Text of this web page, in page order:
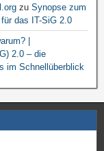
zu Synopse zum
das IT-SiG 2.0
|
2.0 – die
im Schnellüberblick